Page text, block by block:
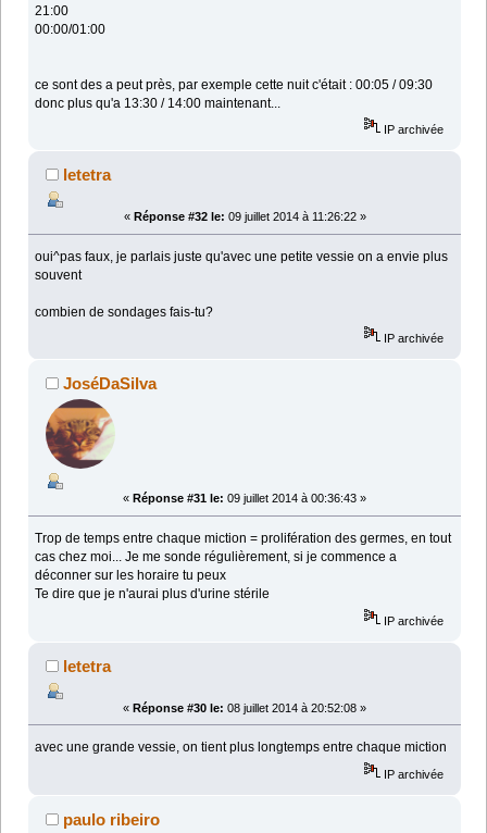
21:00
00:00/01:00
ce sont des a peut près, par exemple cette nuit c'était : 00:05 / 09:30
donc plus qu'a 13:30 / 14:00 maintenant...
IP archivée
letetra
« Réponse #32 le: 09 juillet 2014 à 11:26:22 »
oui^pas faux, je parlais juste qu'avec une petite vessie on a envie plus
souvent
combien de sondages fais-tu?
IP archivée
JoséDaSilva
« Réponse #31 le: 09 juillet 2014 à 00:36:43 »
Trop de temps entre chaque miction = prolifération des germes, en tout
cas chez moi... Je me sonde régulièrement, si je commence a
déconner sur les horaire tu peux
Te dire que je n'aurai plus d'urine stérile
IP archivée
letetra
« Réponse #30 le: 08 juillet 2014 à 20:52:08 »
avec une grande vessie, on tient plus longtemps entre chaque miction
IP archivée
paulo ribeiro